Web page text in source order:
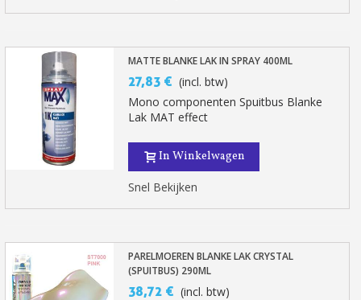
MATTE BLANKE LAK IN SPRAY 400ML
27,83 € (incl. btw)
Mono componenten Spuitbus Blanke
Lak MAT effect
In Winkelwagen
Snel Bekijken
PARELMOEREN BLANKE LAK CRYSTAL
(SPUITBUS) 290ML
38,72 € (incl. btw)